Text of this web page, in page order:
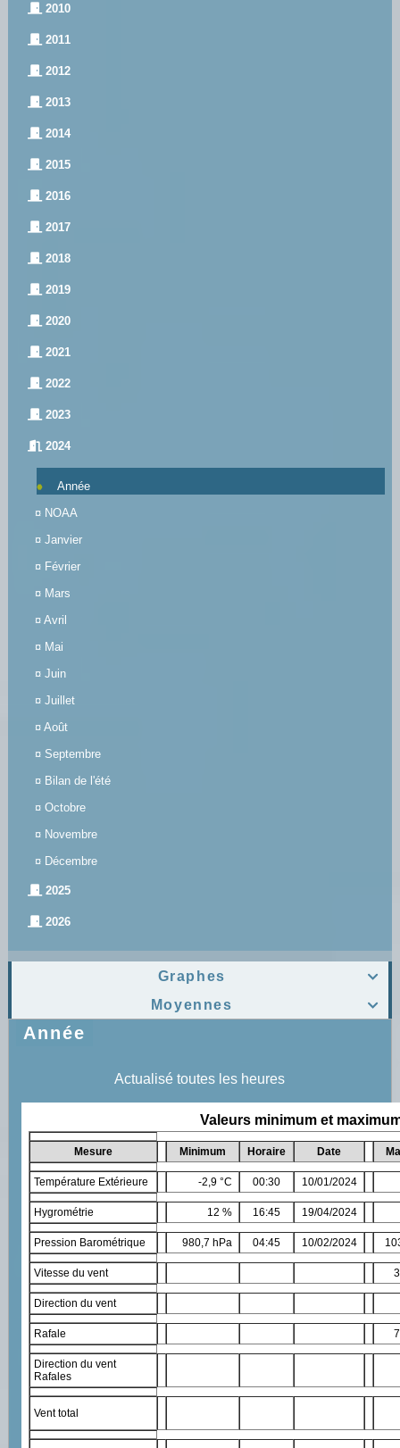
2010
2011
2012
2013
2014
2015
2016
2017
2018
2019
2020
2021
2022
2023
2024
Année
¤ NOAA
¤ Janvier
¤ Février
¤ Mars
¤ Avril
¤ Mai
¤ Juin
¤ Juillet
¤ Août
¤ Septembre
¤ Bilan de l'été
¤ Octobre
¤ Novembre
¤ Décembre
2025
2026

Graphes

Moyennes
Année
Actualisé toutes les heures